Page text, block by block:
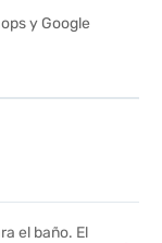
y Google
el baño. El